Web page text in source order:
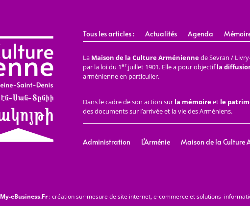
Tous les articles : Actualités Agenda
La Maison de la Culture Arméniennede Sevran /
par la loi du 1erjuillet 1901. Elle a pour objectifla
arménienne en particulier.
Dans le cadre de son action sur la mémoireet le
des documents sur l’arrivée et la vie des Arméniens.
Administration L’Arménie Maison de la Culture
My-eBusiness.Fr: création sur-mesure de site internet, e-commerce et solutions